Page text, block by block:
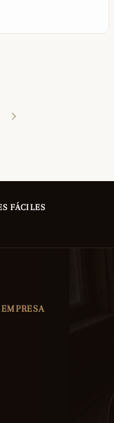
FÁCILES
EMPRESA